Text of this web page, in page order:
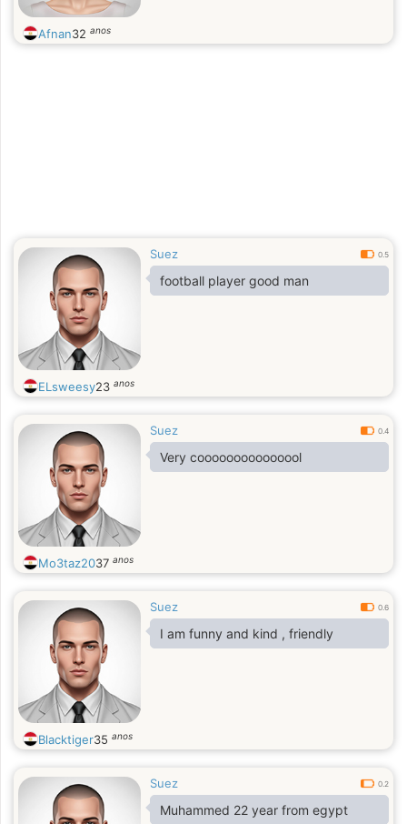
Afnan32 anos
Suez 0.5
football player good man
ELsweesy23 anos
Suez 0.4
Very cooooooooooooool
Mo3taz2037 anos
Suez 0.6
I am funny and kind , friendly
Blacktiger35 anos
Suez 0.2
Muhammed 22 year from egypt